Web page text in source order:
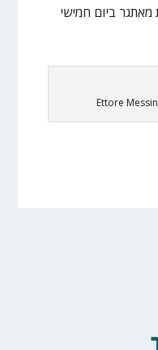
ביום חמישי
Ettore